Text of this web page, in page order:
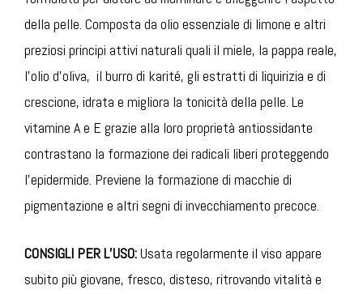
della pelle. Composta da olio essenziale di limone e altri
preziosi principi attivi naturali quali il miele, la pappa reale,
l’olio d’oliva, il burro di karité, gli estratti di liquirizia e di
crescione, idrata e migliora la tonicità della pelle. Le
vitamine A e E grazie alla loro proprietà antiossidante
contrastano la formazione dei radicali liberi proteggendo
l’epidermide. Previene la formazione di macchie di
pigmentazione e altri segni di invecchiamento precoce.
CONSIGLI PER L’USO:Usata regolarmente il viso appare
subito più giovane, fresco, disteso, ritrovando vitalità e